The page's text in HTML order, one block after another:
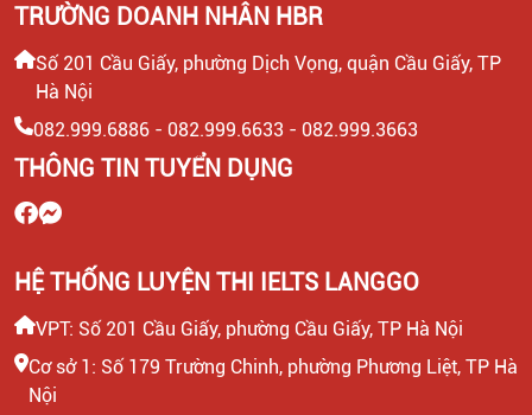
TRƯỜNG DOANH NHÂN HBR
Số 201 Cầu Giấy, phường Dịch Vọng, quận Cầu Giấy, TP
Hà Nội
082.999.6886 - 082.999.6633 - 082.999.3663
THÔNG TIN TUYỂN DỤNG
HỆ THỐNG LUYỆN THI IELTS LANGGO
VPT: Số 201 Cầu Giấy, phường Cầu Giấy, TP Hà Nội
Cơ sở 1: Số 179 Trường Chinh, phường Phương Liệt, TP Hà
Nội